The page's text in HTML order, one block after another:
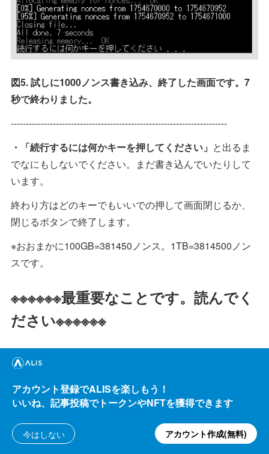
図5. 試しに1000ノンス書き込み、終了した画面です。7
秒で終わりました。
------------------------------------------------------------------------
・「続行するには何かキーを押してください」 と出るま
でなにもしないでください。まだ書き込んでいたりして
います。
終わり方はどのキーでもいいでの押して画面閉じるか、
閉じるボタンで終了します。
※おおまかに100GB=381450ノンス。1TB=3814500ノン
スです。
※※※※※※最重要なことです。読んでく
ださい※※※※※※
ここでの説明は下図の、図6.「
「Burst Software
使って説明しています。
というのは、アルゴリズムが強化されたPoC2と以前の
PoC(またはPoC1と呼ばれている)が混在して、設定を変
えないとPoCを書き込む恐れがあります。
アカウント登録でALISを楽しもう！
いいね、記事投稿でトークンやNFTを獲得できます
今はしない アカウント作成(無料)